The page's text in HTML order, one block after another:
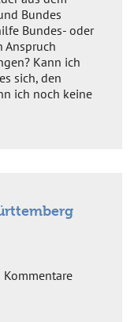
Bundes
Bundes- oder
Anspruch
Kann ich
sich, den
ich noch keine
Kommentare